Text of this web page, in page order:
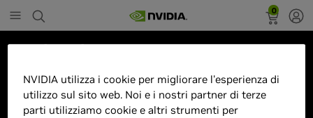
0
Marketplace
Scheda Video Asus GeForce GTX
1650 Dual OC Edition 4G
NVIDIA utilizza i cookie per migliorare l'esperienza di
utilizzo sul sito web. Noi e i nostri partner di terze
parti utilizziamo cookie e altri strumenti per